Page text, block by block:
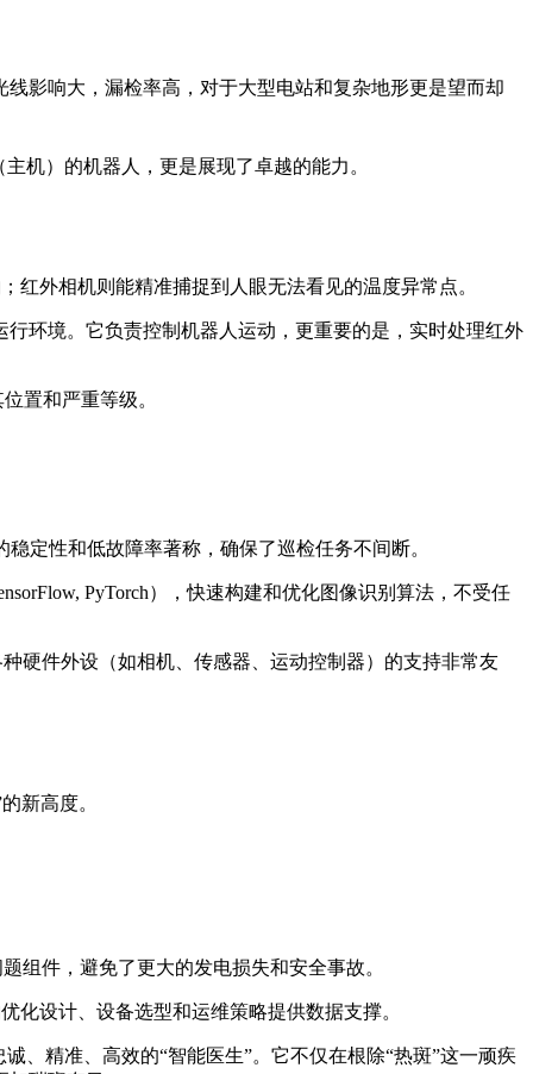
影响大，漏检率高，对于大型电站和复杂地形更是望而却
机）的机器人，更是展现了卓越的能力。
红外相机则能精准捕捉到人眼无法看见的温度异常点。
环境。它负责控制机器人运动，更重要的是，实时处理红外
置和严重等级。
定性和低故障率著称，确保了巡检任务不间断。
PyTorch），快速构建和优化图像识别算法，不受任
硬件外设（如相机、传感器、运动控制器）的支持非常友
新高度。
组件，避免了更大的发电损失和安全事故。
化设计、设备选型和运维策略提供数据支撑。
、精准、高效的“智能医生”。它不仅在根除“热斑”这一顽疾